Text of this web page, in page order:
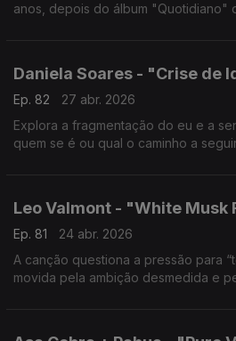
anos, depois do álbum "Quotidiano"
Daniela Soares - "Crise de
Ep. 82
27 abr. 2026
Explora a fragmentação do eu e a
quem se é ou qual o caminho a
Leo Valmont - "White Musk
Ep. 81
24 abr. 2026
A canção questiona a pressão para
movida pela ambição desmedida e